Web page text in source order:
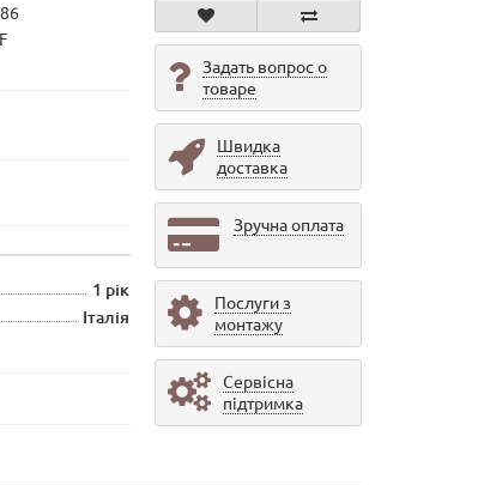
1 рік
Італія
Задать вопрос о
товаре
Швидка
доставка
Зручна оплата
Послуги з
монтажу
Сервісна
підтримка